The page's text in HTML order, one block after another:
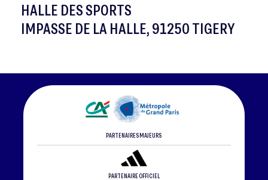
HALLE DES SPORTS
IMPASSE DE LA HALLE, 91250 TIGERY
PARTENAIRES MAJEURS
PARTENAIRE OFFICIEL